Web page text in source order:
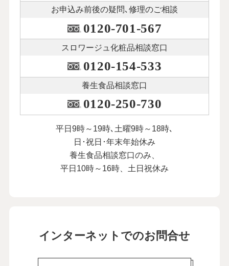
お申込み前後の疑問､修理のご相談
0120-701-567
スロワージュ化粧品相談窓口
0120-154-533
養生食品相談窓口
0120-250-730
平日9時～19時､土曜9時～18時､
日･祝日･年末年始休み
養生食品相談窓口のみ、
平日10時～16時、土日祝休み
インターネットでのお問合せ